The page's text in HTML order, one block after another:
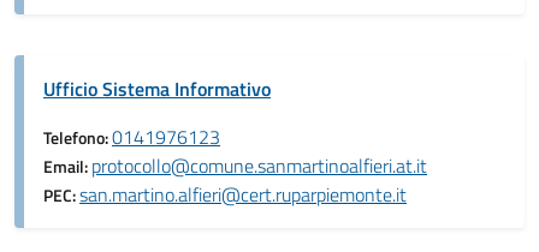
Ufficio Sistema Informativo
Telefono:0141976123
Email:protocollo@comune.sanmartinoalfieri.at.it
PEC:san.martino.alfieri@cert.ruparpiemonte.it